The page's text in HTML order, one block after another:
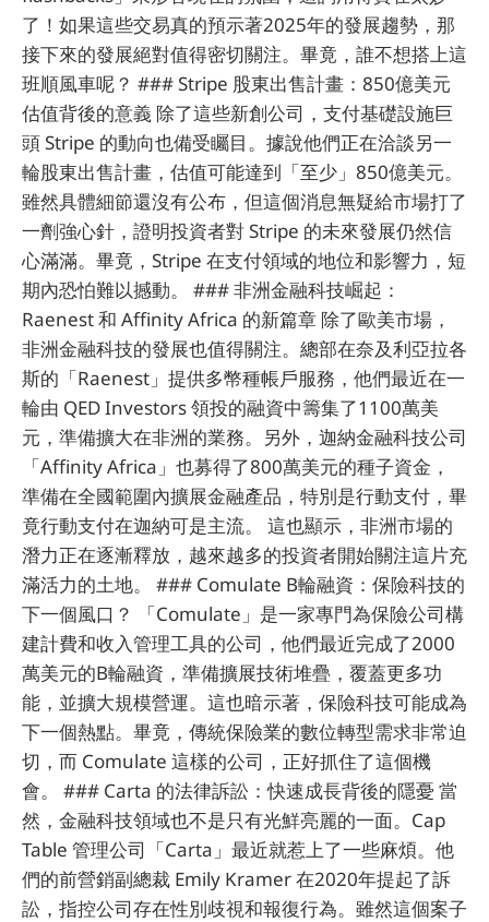
了！如果這些交易真的預示著2025年的發展趨勢，那
接下來的發展絕對值得密切關注。畢竟，誰不想搭上這
班順風車呢？ ### Stripe 股東出售計畫：850億美元
估值背後的意義 除了這些新創公司，支付基礎設施巨
頭 Stripe 的動向也備受矚目。據說他們正在洽談另一
輪股東出售計畫，估值可能達到「至少」850億美元。
雖然具體細節還沒有公布，但這個消息無疑給市場打了
一劑強心針，證明投資者對 Stripe 的未來發展仍然信
心滿滿。畢竟，Stripe 在支付領域的地位和影響力，短
期內恐怕難以撼動。 ### 非洲金融科技崛起：
Raenest 和 Affinity Africa 的新篇章 除了歐美市場，
非洲金融科技的發展也值得關注。總部在奈及利亞拉各
斯的「Raenest」提供多幣種帳戶服務，他們最近在一
輪由 QED Investors 領投的融資中籌集了1100萬美
元，準備擴大在非洲的業務。另外，迦納金融科技公司
「Affinity Africa」也募得了800萬美元的種子資金，
準備在全國範圍內擴展金融產品，特別是行動支付，畢
竟行動支付在迦納可是主流。 這也顯示，非洲市場的
潛力正在逐漸釋放，越來越多的投資者開始關注這片充
滿活力的土地。 ### Comulate B輪融資：保險科技的
下一個風口？ 「Comulate」是一家專門為保險公司構
建計費和收入管理工具的公司，他們最近完成了2000
萬美元的B輪融資，準備擴展技術堆疊，覆蓋更多功
能，並擴大規模營運。這也暗示著，保險科技可能成為
下一個熱點。畢竟，傳統保險業的數位轉型需求非常迫
切，而 Comulate 這樣的公司，正好抓住了這個機
會。 ### Carta 的法律訴訟：快速成長背後的隱憂 當
然，金融科技領域也不是只有光鮮亮麗的一面。Cap
Table 管理公司「Carta」最近就惹上了一些麻煩。他
們的前營銷副總裁 Emily Kramer 在2020年提起了訴
訟，指控公司存在性別歧視和報復行為。雖然這個案子